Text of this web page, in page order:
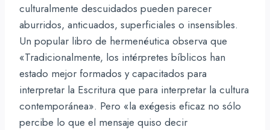
culturalmente descuidados pueden parecer
aburridos, anticuados, superficiales o insensibles.
Un popular libro de hermenéutica observa que
«Tradicionalmente, los intérpretes bíblicos han
estado mejor formados y capacitados para
interpretar la Escritura que para interpretar la cultura
contemporánea». Pero «la exégesis eficaz no sólo
percibe lo que el mensaje quiso decir